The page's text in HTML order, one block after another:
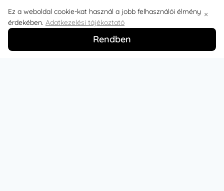
×
Ez a weboldal cookie-kat használ a jobb felhasználói élmény
érdekében. Adatkezelési tájékoztató
Rendben